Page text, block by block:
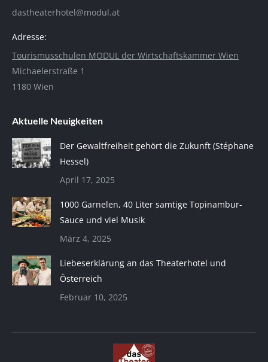
dastheaterhotel@modul.at
Adresse:
Tourismusschulen MODUL der Wirtschaftskammer Wien
Michaelerstraße 1
1180 Wien
Aktuelle Neuigkeiten
Der Gewaltfreiheit gehört die Zukunft (Stéphane
Hessel)
April 17, 2025
1000 Garnelen, 40 Liter samtige Topinambur-
Sauce und viel Musik
März 4, 2025
Liebeserklärung an das Theaterhotel und
Österreich
Februar 10, 2025